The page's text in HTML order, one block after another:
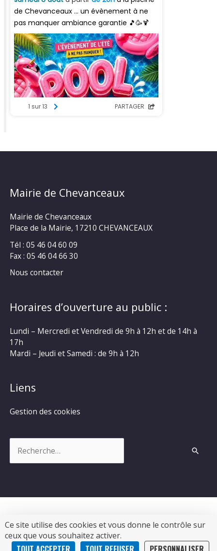
Ce site utilise des cookies et vous donne le contrôle sur
ceux que vous souhaitez activer.
Mairie de Chevanceaux
Mairie de Chevanceaux
Place de la Mairie, 17210 CHEVANCEAUX
Tél : 05 46 04 60 09
Fax : 05 46 04 66 30
Nous contacter
Horaires d’ouverture au public :
Lundi – Mercredi et Vendredi de 9h à 12h et de 14h à
17h
Mardi – Jeudi et Samedi : de 9h à 12h
Liens
Gestion des cookies
Copyright © 2026Commune de Chevanceaux|
Propulsé par Soluris